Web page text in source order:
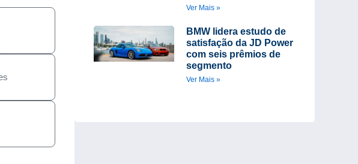
Ver Mais »
BMW lidera estudo de
satisfação da JD Power
com seis prêmios de
segmento
Ver Mais »